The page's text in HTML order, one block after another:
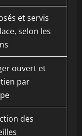
et servis
selon les
ouvert et
par
des